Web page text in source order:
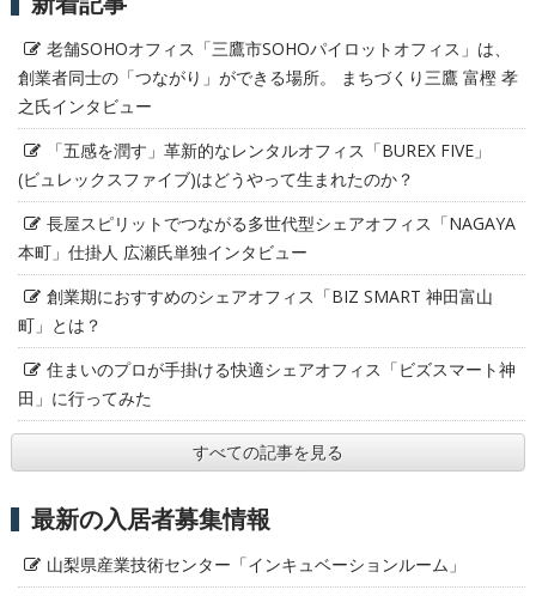
老舗SOHOオフィス「三鷹市SOHOパイロットオフィス」は、
創業者同士の「つながり」ができる場所。 まちづくり三鷹 富樫 孝
之氏インタビュー
「五感を潤す」革新的なレンタルオフィス「BUREX FIVE」
(ビュレックスファイブ)はどうやって生まれたのか？
長屋スピリットでつながる多世代型シェアオフィス「NAGAYA
本町」仕掛人 広瀬氏単独インタビュー
創業期におすすめのシェアオフィス「BIZ SMART 神田富山
町」とは？
住まいのプロが手掛ける快適シェアオフィス「ビズスマート神
田」に行ってみた
すべての記事を見る
最新の入居者募集情報
山梨県産業技術センター「インキュベーションルーム」